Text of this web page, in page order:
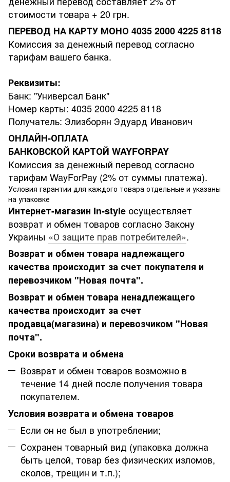
стоимости товара + 20 грн.
ПЕРЕВОД НА КАРТУ МОНО 4035 2000 4225 8118
Комиссия за денежный перевод согласно
тарифам вашего банка.
Реквизиты:
Банк: "Универсал Банк"
Номер карты: 4035 2000 4225 8118
Получатель: Элизборян Эдуард Иванович
ОНЛАЙН-ОПЛАТА
БАНКОВСКОЙ КАРТОЙ WAYFORPAY
Комиссия за денежный перевод согласно
тарифам WayForPay (2% от суммы платежа).
Условия гарантии для каждого товара отдельные и указаны
на упаковке
Интернет-магазин In-style осуществляет
возврат и обмен товаров согласно Закону
Украины «О защите прав потребителей».
Возврат и обмен товара надлежащего
качества происходит за счет покупателя и
перевозчиком "Новая почта".
Возврат и обмен товара ненадлежащего
качества происходит за счет
продавца(магазина) и перевозчиком "Новая
почта".
Сроки возврата и обмена
Возврат и обмен товаров возможно в
течение 14 дней после получения товара
покупателем.
Условия возврата и обмена товаров
Если он не был в употреблении;
Сохранен товарный вид (упаковка должна
быть целой, товар без физических изломов,
сколов, трещин и т.п.);